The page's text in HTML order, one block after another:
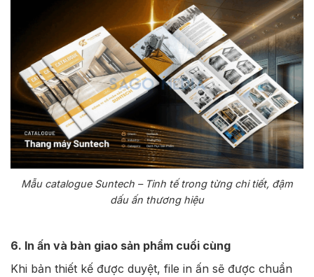
Mẫu catalogue Suntech – Tinh tế trong từng chi tiết, đậm
dấu ấn thương hiệu
6. In ấn và bàn giao sản phẩm cuối cùng
Khi bản thiết kế được duyệt, file in ấn sẽ được chuẩn